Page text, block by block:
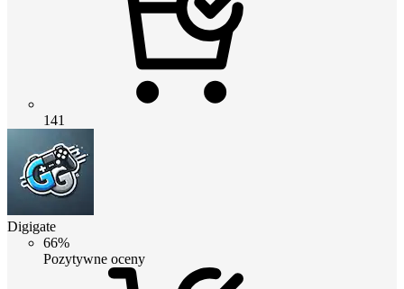
141
Digigate
66%
Pozytywne oceny